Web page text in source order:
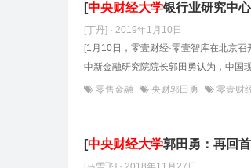
[中央财经大学银行业研究中
[丁丹] · 2019年1月10日
[1月10日，零壹财经·零壹智库在北京
中新金融研究院院长郭田勇认为，中国
零售金融 央财郭田勇 零壹财
[中央财经大学郭田勇：再回